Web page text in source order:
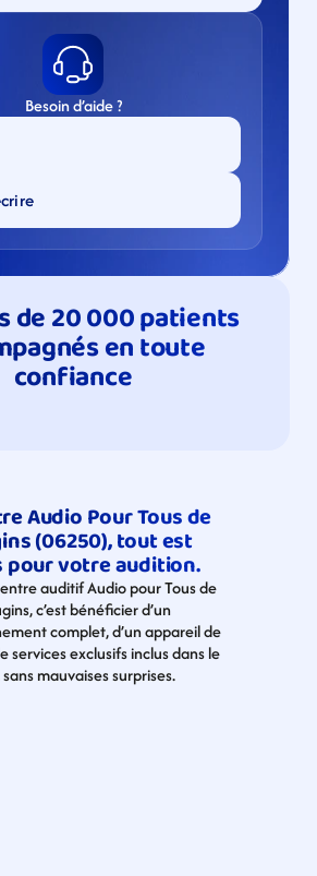
Besoin d’aide ?
de 20 000 patients
en toute
confiance
Audio Pour Tous de
(06250), tout est
pour votre audition.
auditif Audio pour Tous de
c’est bénéficier d’un
complet, d’un appareil de
services exclusifs inclus dans le
mauvaises surprises.